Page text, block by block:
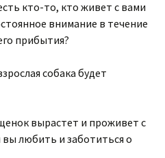
кто-то, кто живет с вами
внимание в течение
прибытия?
собака будет
вырастет и проживет с
любить и заботиться о